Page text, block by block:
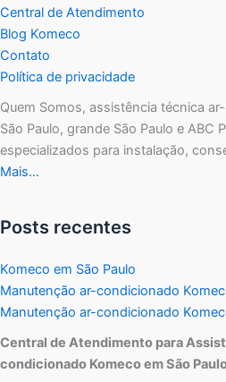
Central de Atendimento
Blog Komeco
Contato
Política de privacidade
Quem Somos, assistência técnica
São Paulo, grande São Paulo e ABC
especializados para instalação,
Mais…
Posts recentes
Komeco em São Paulo
Manutenção ar-condicionado
Manutenção ar-condicionado
Central de Atendimento para
condicionado Komeco em São